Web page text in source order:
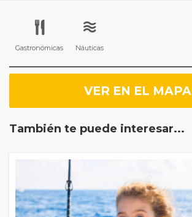
Gastronómicas Náuticas
VER EN EL MAPA
También te puede interesar...